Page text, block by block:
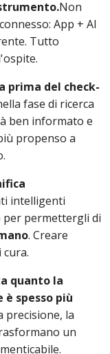
Non
App + AI
Tutto
prima del check-
fase di ricerca
ben informato e
propenso a
intelligenti
per permettergli di
. Creare
quanto la
è spesso più
precisione, la
un